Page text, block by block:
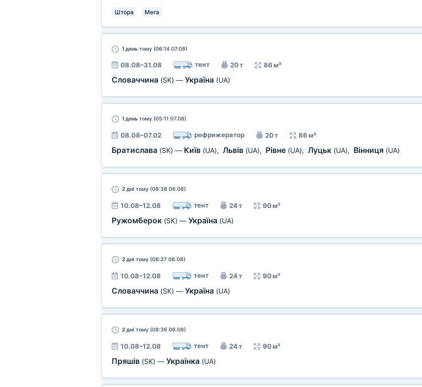
Штора Мега
1 деньтому (06:14 07.08)
08.08–31.08 тент 20 т 86 м³
Словаччина (SK) — Україна (UA)
1 деньтому (05:11 07.08)
08.08–07.02 рефрижератор 20 т 86 м³
Братислава (SK) — Київ (UA), Львів (UA), Рівне (UA), Луцьк (UA), Вінниця (UA)
2 днітому (08:38 06.08)
10.08–12.08 тент 24 т 90 м³
Ружомберок (SK) — Україна (UA)
2 днітому (08:37 06.08)
10.08–12.08 тент 24 т 90 м³
Словаччина (SK) — Україна (UA)
2 днітому (08:36 06.08)
10.08–12.08 тент 24 т 90 м³
Пряшів (SK) — Українка (UA)